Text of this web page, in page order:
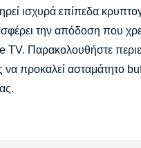
ισχυρά επίπεδα
την απόδοση που
TV. Παρακολουθήστε
να προκαλεί ασταμάτητο